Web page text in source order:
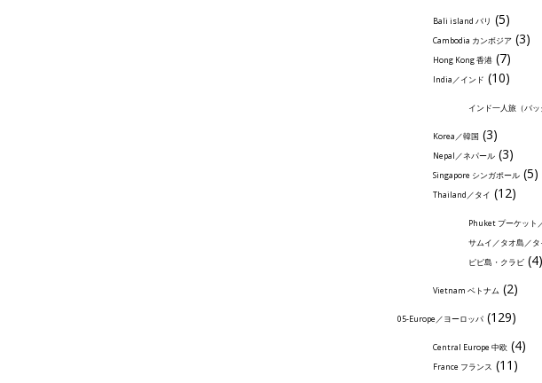
Bali island バリ (5)
Cambodia カンボジア (3)
Hong Kong 香港 (7)
India／インド (10)
インド一人旅（バッ
Korea／韓国 (3)
Nepal／ネパール (3)
Singapore シンガポール (5)
Thailand／タイ (12)
Phuket プーケット
サムイ／タオ島／タ
ピピ島・クラビ (4)
Vietnam ベトナム (2)
05-Europe／ヨーロッパ (129)
Central Europe 中欧 (4)
France フランス (11)